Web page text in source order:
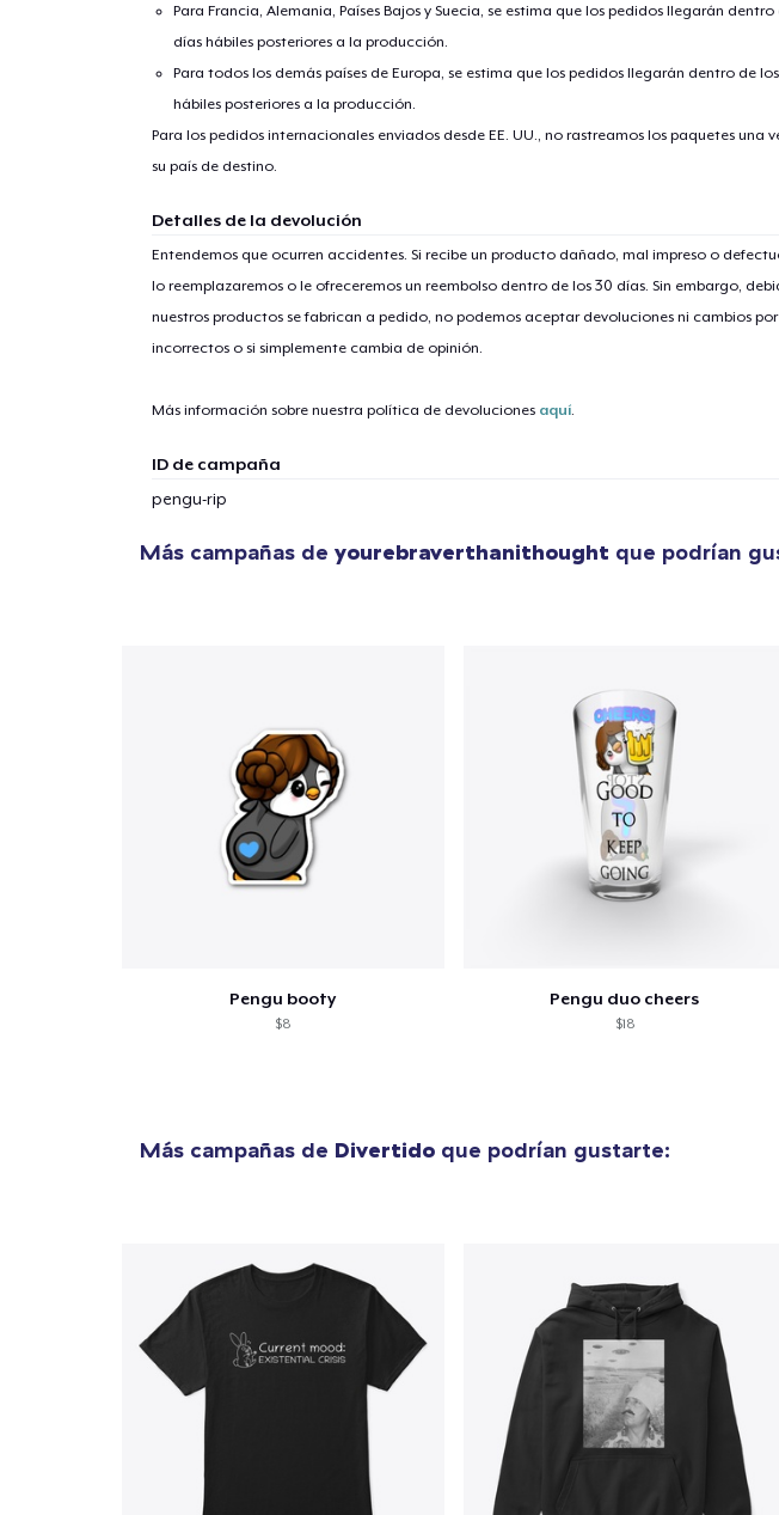
Para Francia, Alemania, Países Bajos y Suecia, se estima que los pedidos llegarán dentro
días hábiles posteriores a la producción.
Para todos los demás países de Europa, se estima que los pedidos llegarán dentro de los
hábiles posteriores a la producción.
Para los pedidos internacionales enviados desde EE. UU., no rastreamos los paquetes una
su país de destino.
Detalles de la devolución
Entendemos que ocurren accidentes. Si recibe un producto dañado, mal impreso o
lo reemplazaremos o le ofreceremos un reembolso dentro de los 30 días. Sin embargo,
nuestros productos se fabrican a pedido, no podemos aceptar devoluciones ni cambios
incorrectos o si simplemente cambia de opinión.
Más información sobre nuestra política de devoluciones aquí.
ID de campaña
pengu-rip
Más campañas de yourebraverthanithought que podrían
Pengu booty
$8
Pengu duo cheers
$18
Más campañas de Divertido que podrían gustarte:
artículo añadido al
Finalizar y pagar pedido